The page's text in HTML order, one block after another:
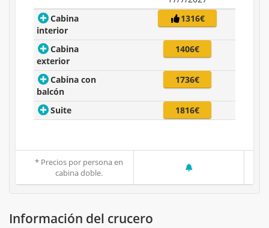
Cabina
interior
1316€
Cabina
exterior
1406€
Cabina con
balcón
1736€
Suite 1816€
* Precios por persona en
cabina doble.
Información del crucero